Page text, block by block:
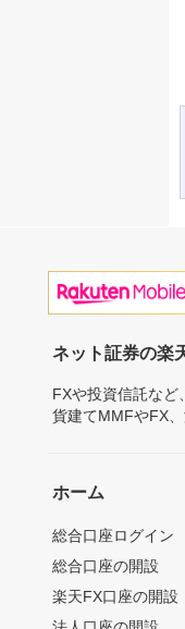
ネット証券の楽
FXや投資信託など
貨建てMMFやFX
ホーム
総合口座ログイン
総合口座の開設
楽天FX口座の開設